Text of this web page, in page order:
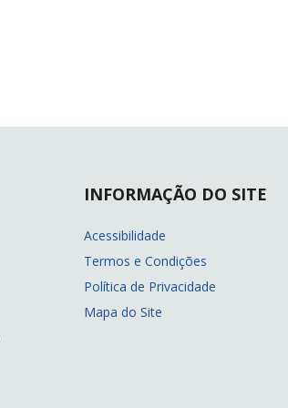
INFORMAÇÃO DO SITE
Acessibilidade
Termos e Condições
Política de Privacidade
Mapa do Site